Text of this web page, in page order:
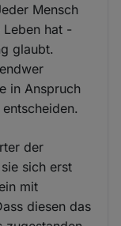
Mensch
hat -
glaubt.
in Anspruch
der
sich erst
mit
diesen das